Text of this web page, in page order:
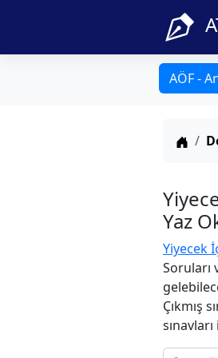
AÖF -
Yaz
Yiyecek
Soruları
Çıkmış